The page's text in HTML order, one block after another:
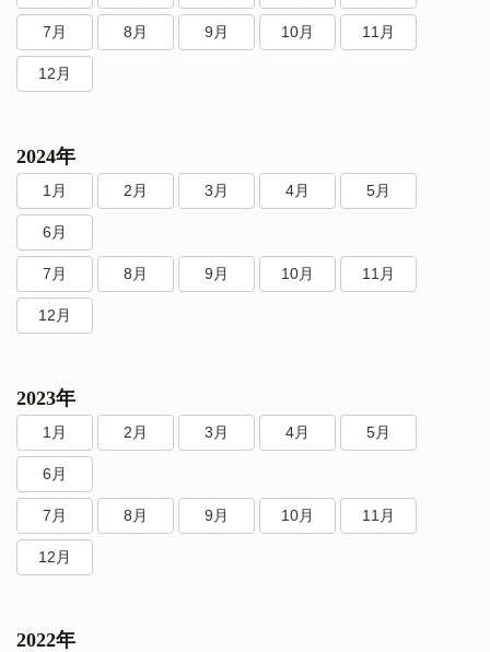
7月 8月 9月 10月 11月
12月
2024年
1月 2月 3月 4月 5月
6月
7月 8月 9月 10月 11月
12月
2023年
1月 2月 3月 4月 5月
6月
7月 8月 9月 10月 11月
12月
2022年